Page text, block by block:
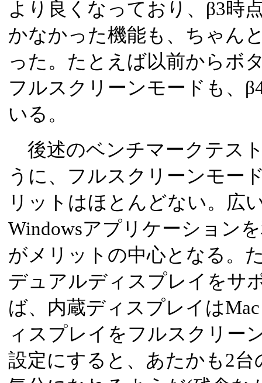
より良くなっており、β3時
かなかった機能も、ちゃん
った。たとえば以前からボ
フルスクリーンモードも、
いる。
後述のベンチマークテス
うに、フルスクリーンモー
リットはほとんどない。広
Windowsアプリケーション
がメリットの中心となる。
デュアルディスプレイをサ
ば、内蔵ディスプレイは
ィスプレイをフルスクリー
設定にすると、あたかも2